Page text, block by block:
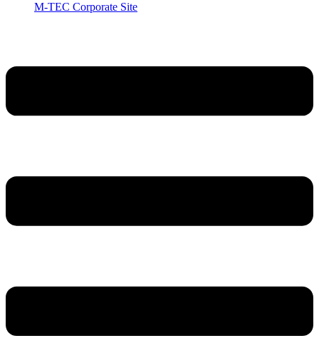
M-TEC Corporate Site